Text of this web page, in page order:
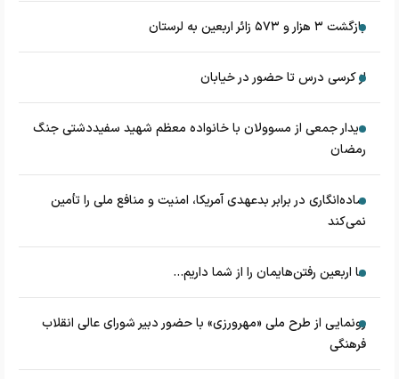
بازگشت ۳ هزار و ۵۷۳ زائر اربعین به لرستان
از کرسی درس تا حضور در خیابان
دیدار جمعی از مسوولان با خانواده معظم شهید سفیددشتی جنگ
رمضان
ساده‌انگاری در برابر بدعهدی آمریکا، امنیت و منافع ملی را تأمین
نمی‌کند
ما اربعین رفتن‌هایمان را از شما داریم...
رونمایی از طرح ملی «مهرورزی» با حضور دبیر شورای عالی انقلاب
فرهنگی